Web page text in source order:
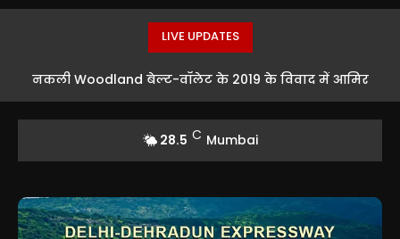
LIVE UPDATES
नकली Woodland बेल्ट-वॉलेट के 2019 के विवाद में आमिर
28.5 C Mumbai